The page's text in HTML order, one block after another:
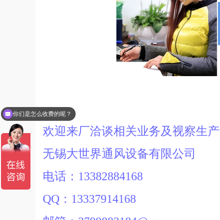
欢迎来厂洽谈相关业务及视察生
无锡大世界通风设备有限公司
电话：13382884168
QQ：13337914168
你们是怎么收费的呢？